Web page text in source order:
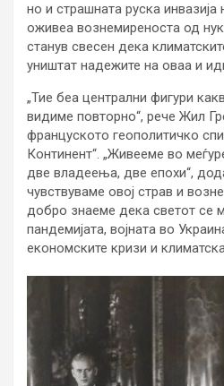
но и страшната руска инвазија
оживеа вознемиреноста од
станув свесен дека
уништат надежите на оваа и
„Тие беа централни фигури
видиме повторно“, рече Жил
француското геополитичко
Континент“. „Живееме во
две владеења, две епохи“,
чувствуваме овој страв и
добро знаеме дека светот се
пандемијата, војната во
економските кризи и